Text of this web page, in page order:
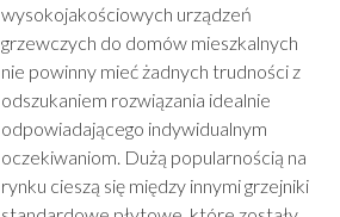
wysokojakościowych urządzeń
grzewczych do domów mieszkalnych
nie powinny mieć żadnych trudności z
odszukaniem rozwiązania idealnie
odpowiadającego indywidualnym
oczekiwaniom. Dużą popularnością na
rynku cieszą się między innymi grzejniki